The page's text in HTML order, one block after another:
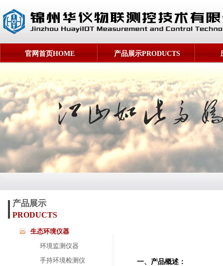
官网首页HOME 产品展示PRODUCTS
产品展示
PRODUCTS
生态环境仪器
环境监测仪器
手持环境检测仪
一、产品概述：